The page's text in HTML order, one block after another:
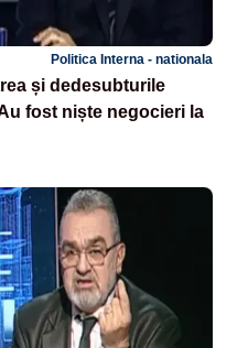
Politica Interna - nationala
și dedesubturile
fost niște negocieri la